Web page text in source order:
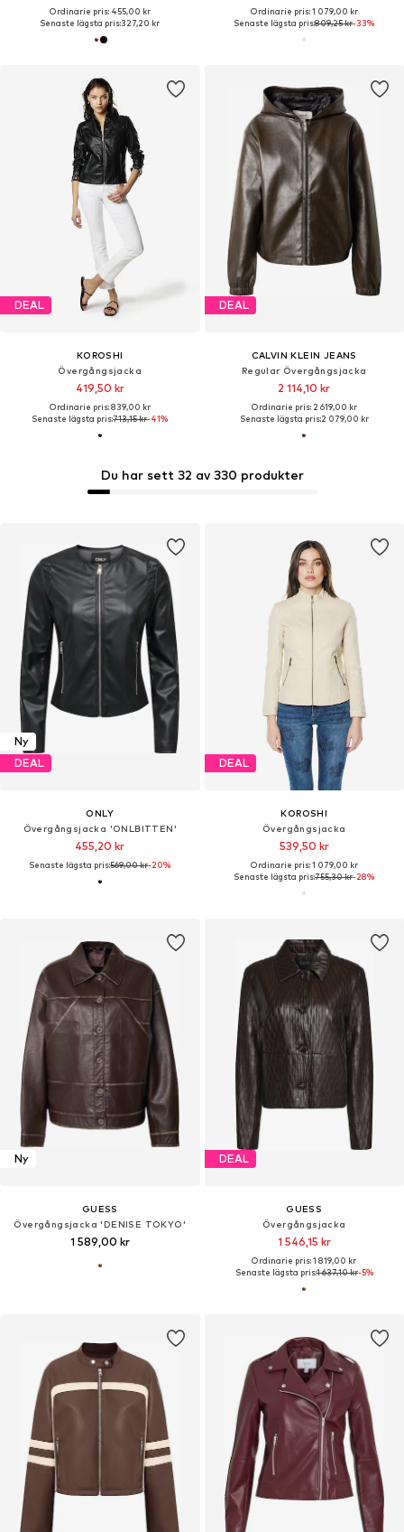
Ordinarie pris: 455,00 kr
Senaste lägsta pris:327,20 kr
Ordinarie pris: 1 079,00 kr
Senaste lägsta pris:809,25 kr-33%
DEAL
KOROSHI
Övergångsjacka
419,50 kr
Ordinarie pris: 839,00 kr
Senaste lägsta pris:713,15 kr-41%
DEAL
CALVIN KLEIN JEANS
Regular Övergångsjacka
2 114,10 kr
Ordinarie pris: 2 619,00 kr
Senaste lägsta pris:2 079,00 kr
Ny
DEAL
ONLY
Övergångsjacka 'ONLBITTEN'
455,20 kr
Senaste lägsta pris:569,00 kr-20%
DEAL
KOROSHI
Övergångsjacka
539,50 kr
Ordinarie pris: 1 079,00 kr
Senaste lägsta pris:755,30 kr-28%
Du har sett 32 av 330 produkter
Ny
GUESS
Övergångsjacka 'DENISE TOKYO'
1 589,00 kr
DEAL
GUESS
Övergångsjacka
1 546,15 kr
Ordinarie pris: 1 819,00 kr
Senaste lägsta pris:1 637,10 kr-5%